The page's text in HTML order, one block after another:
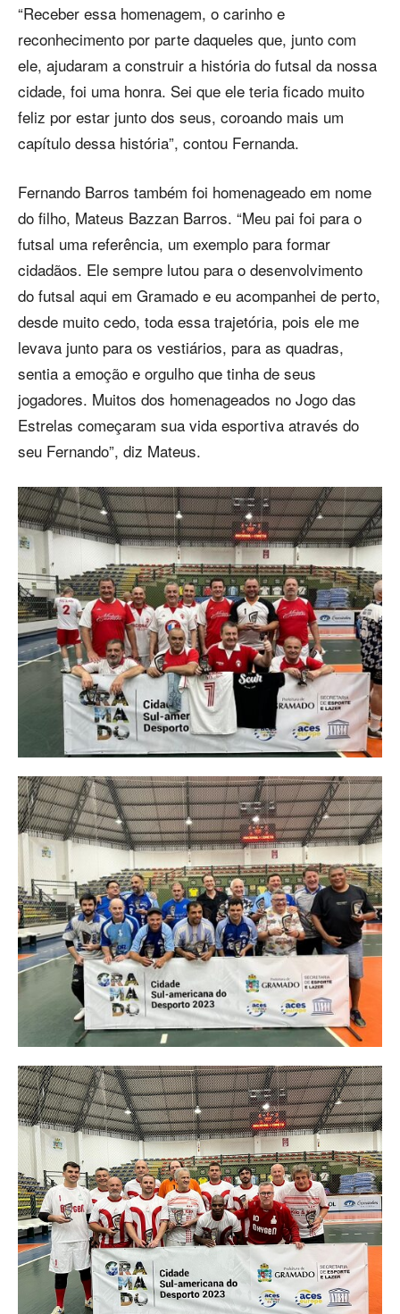
“Receber essa homenagem, o carinho e
reconhecimento por parte daqueles que, junto com
ele, ajudaram a construir a história do futsal da nossa
cidade, foi uma honra. Sei que ele teria ficado muito
feliz por estar junto dos seus, coroando mais um
capítulo dessa história”, contou Fernanda.
Fernando Barros também foi homenageado em nome
do filho, Mateus Bazzan Barros. “Meu pai foi para o
futsal uma referência, um exemplo para formar
cidadãos. Ele sempre lutou para o desenvolvimento
do futsal aqui em Gramado e eu acompanhei de perto,
desde muito cedo, toda essa trajetória, pois ele me
levava junto para os vestiários, para as quadras,
sentia a emoção e orgulho que tinha de seus
jogadores. Muitos dos homenageados no Jogo das
Estrelas começaram sua vida esportiva através do
seu Fernando”, diz Mateus.